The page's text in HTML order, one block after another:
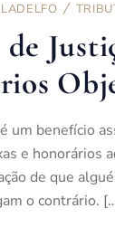
um benefício
e honorários
de que
o contrário.